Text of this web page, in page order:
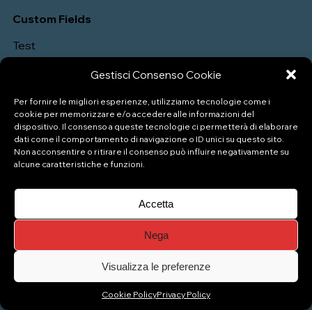
Gestisci Consenso Cookie
Per fornire le migliori esperienze, utilizziamo tecnologie come i
cookie per memorizzare e/o accedere alle informazioni del
dispositivo. Il consenso a queste tecnologie ci permetterà di elaborare
dati come il comportamento di navigazione o ID unici su questo sito.
Non acconsentire o ritirare il consenso può influire negativamente su
alcune caratteristiche e funzioni.
Accetta
Nega
Visualizza le preferenze
Cookie PolicyPrivacy Policy
Custom Fields
Test
© Copyright 2026 Naviglio Pizzeria Gelateria
Top
Gestisci consenso